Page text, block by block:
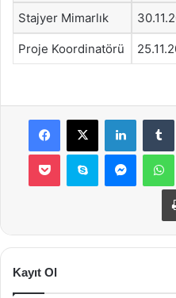
Stajyer Mimarlık
Proje Koordinatörü
Facebook
X LinkedIn
Pocket Skype
Kayıt Ol